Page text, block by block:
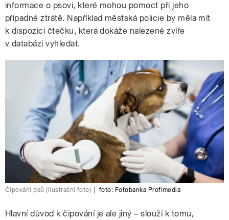
informace o psovi, které mohou pomoct při jeho
případné ztrátě. Například městská policie by měla mít
k dispozici čtečku, která dokáže nalezené zvíře
v databázi vyhledat.
Čipování psů (ilustrační foto) foto: Fotobanka Profimedia
Hlavní důvod k čipování je ale jiný – slouží k tomu,